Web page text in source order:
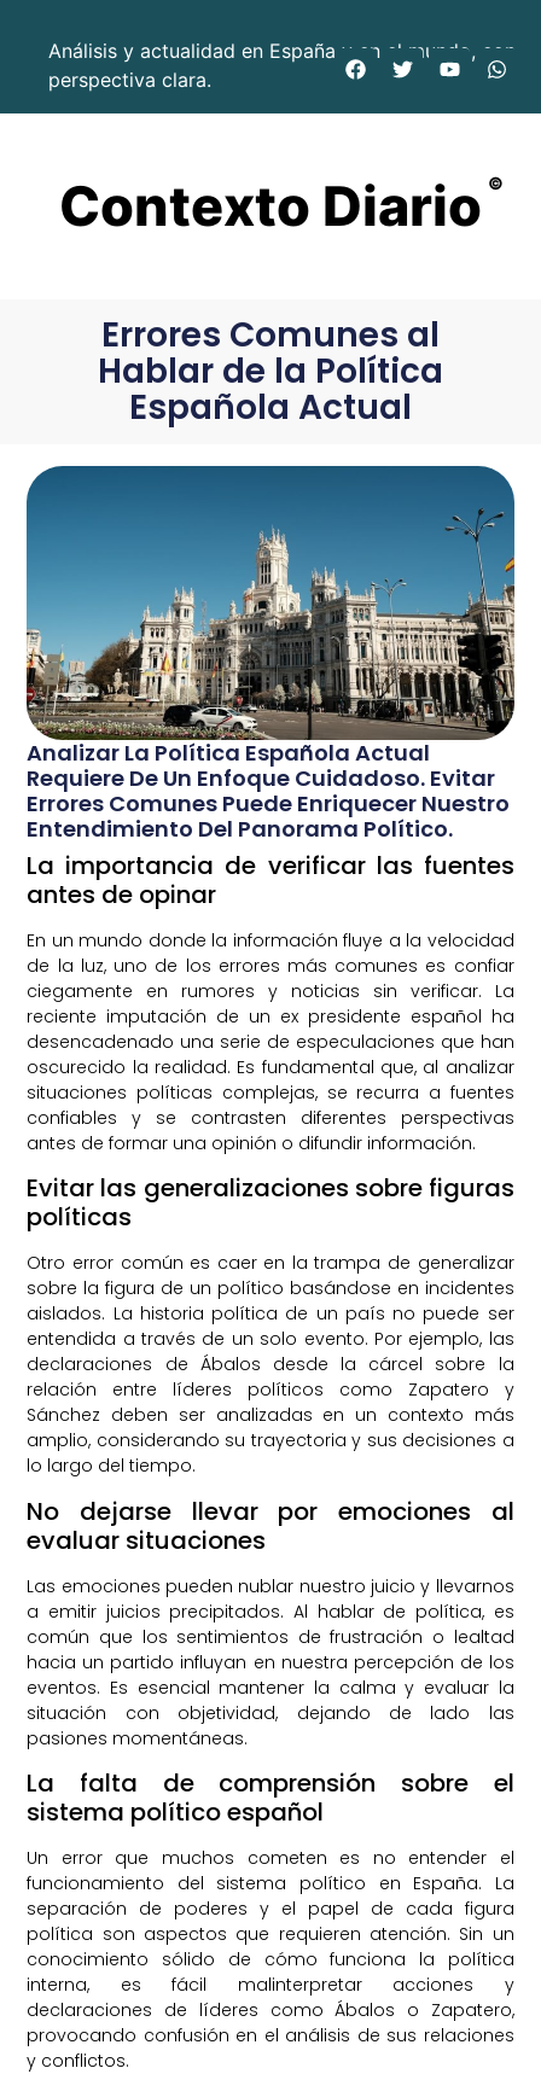
Análisis y actualidad en España y en el mundo, con
perspectiva clara.
Contexto Diario ©
Errores Comunes al
Hablar de la Política
Española Actual
Analizar La Política Española Actual
Requiere De Un Enfoque Cuidadoso. Evitar
Errores Comunes Puede Enriquecer Nuestro
Entendimiento Del Panorama Político.
La importancia de verificar las fuentes
antes de opinar
En un mundo donde la información fluye a la velocidad
de la luz, uno de los errores más comunes es confiar
ciegamente en rumores y noticias sin verificar. La
reciente imputación de un ex presidente español ha
desencadenado una serie de especulaciones que han
oscurecido la realidad. Es fundamental que, al analizar
situaciones políticas complejas, se recurra a fuentes
confiables y se contrasten diferentes perspectivas
antes de formar una opinión o difundir información.
Evitar las generalizaciones sobre figuras
políticas
Otro error común es caer en la trampa de generalizar
sobre la figura de un político basándose en incidentes
aislados. La historia política de un país no puede ser
entendida a través de un solo evento. Por ejemplo, las
declaraciones de Ábalos desde la cárcel sobre la
relación entre líderes políticos como Zapatero y
Sánchez deben ser analizadas en un contexto más
amplio, considerando su trayectoria y sus decisiones a
lo largo del tiempo.
No dejarse llevar por emociones al
evaluar situaciones
Las emociones pueden nublar nuestro juicio y llevarnos
a emitir juicios precipitados. Al hablar de política, es
común que los sentimientos de frustración o lealtad
hacia un partido influyan en nuestra percepción de los
eventos. Es esencial mantener la calma y evaluar la
situación con objetividad, dejando de lado las
pasiones momentáneas.
La falta de comprensión sobre el
sistema político español
Un error que muchos cometen es no entender el
funcionamiento del sistema político en España. La
separación de poderes y el papel de cada figura
política son aspectos que requieren atención. Sin un
conocimiento sólido de cómo funciona la política
interna, es fácil malinterpretar acciones y
declaraciones de líderes como Ábalos o Zapatero,
provocando confusión en el análisis de sus relaciones
y conflictos.